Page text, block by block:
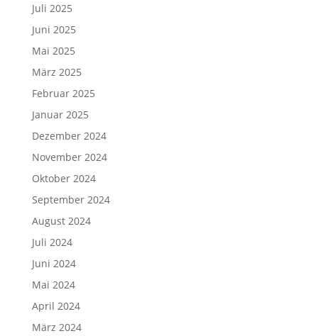
Juli 2025
Juni 2025
Mai 2025
März 2025
Februar 2025
Januar 2025
Dezember 2024
November 2024
Oktober 2024
September 2024
August 2024
Juli 2024
Juni 2024
Mai 2024
April 2024
März 2024